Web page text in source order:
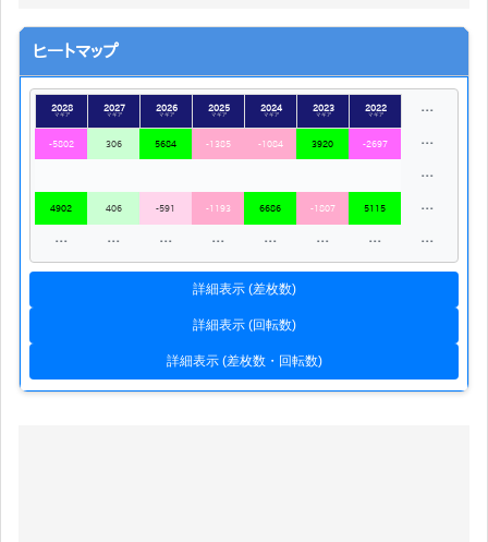
ヒートマップ
2028
マギア
2027
マギア
2026
マギア
2025
マギア
2024
マギア
2023
マギア
2022
マギア …
-5802 306 5684 -1385 -1084 3920 -2697 …
…
4902 406 -591 -1193 6686 -1807 5115 …
… … … … … … … …
詳細表示 (差枚数)
詳細表示 (回転数)
詳細表示 (差枚数・回転数)